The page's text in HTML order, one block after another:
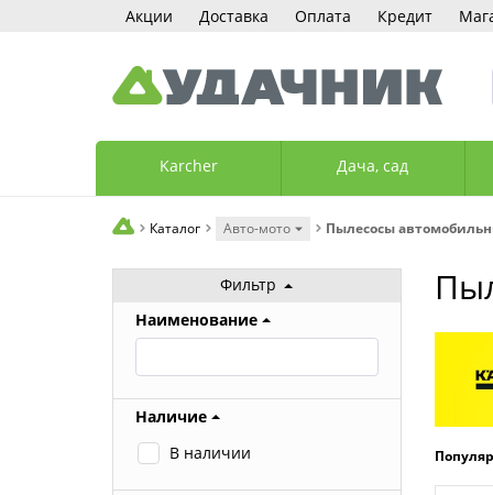
Акции Доставка Оплата Кредит
Karcher Дача, сад
Каталог Авто-мото Пылесосы
Фильтр
Наименование
Наличие
В наличии